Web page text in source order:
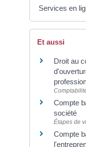
Services en
Et aussi
Droit au
Compte
société
Étapes de
Compte